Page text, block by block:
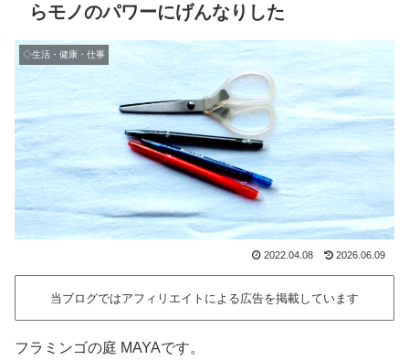
らモノのパワーにげんなりした
◇生活・健康・仕事
2022.04.08 2026.06.09
当ブログではアフィリエイトによる広告を掲載しています
フラミンゴの庭 MAYAです。